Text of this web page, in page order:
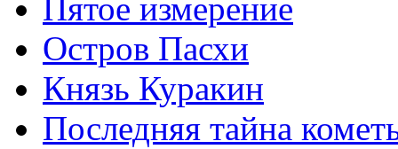
Пятое измерение
Остров Пасхи
Князь Куракин
Последняя тайна